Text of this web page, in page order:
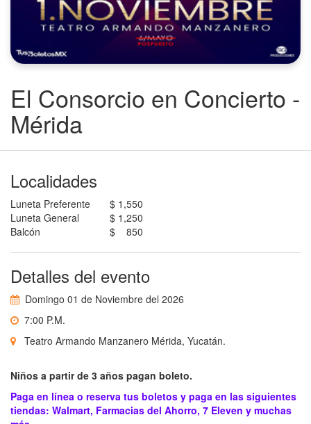
El Consorcio en Concierto -
Mérida
Localidades
Luneta Preferente $ 1,550
Luneta General
$ 1,250
Balcón
$ 850
Detalles del evento
Domingo 01 de Noviembre del 2026
7:00 P.M.
Teatro Armando Manzanero Mérida, Yucatán.
Niños a partir de 3 años pagan boleto.
Paga en línea o reserva tus boletos y paga en las siguientes
tiendas: Walmart, Farmacias del Ahorro, 7 Eleven y muchas